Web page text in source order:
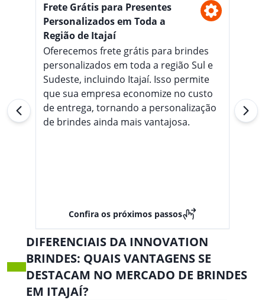
Frete Grátis para Presentes
Personalizados em Toda a
Região de Itajaí
Oferecemos frete grátis para brindes
personalizados em toda a região Sul e
Sudeste, incluindo Itajaí. Isso permite
que sua empresa economize no custo
de entrega, tornando a personalização
de brindes ainda mais vantajosa.
Confira os próximos passos
DIFERENCIAIS DA INNOVATION
BRINDES: QUAIS VANTAGENS SE
DESTACAM NO MERCADO DE BRINDES
EM ITAJAÍ?